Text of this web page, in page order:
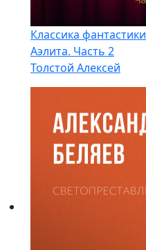
Классика фантастики
Аэлита. Часть 2
Толстой Алексей